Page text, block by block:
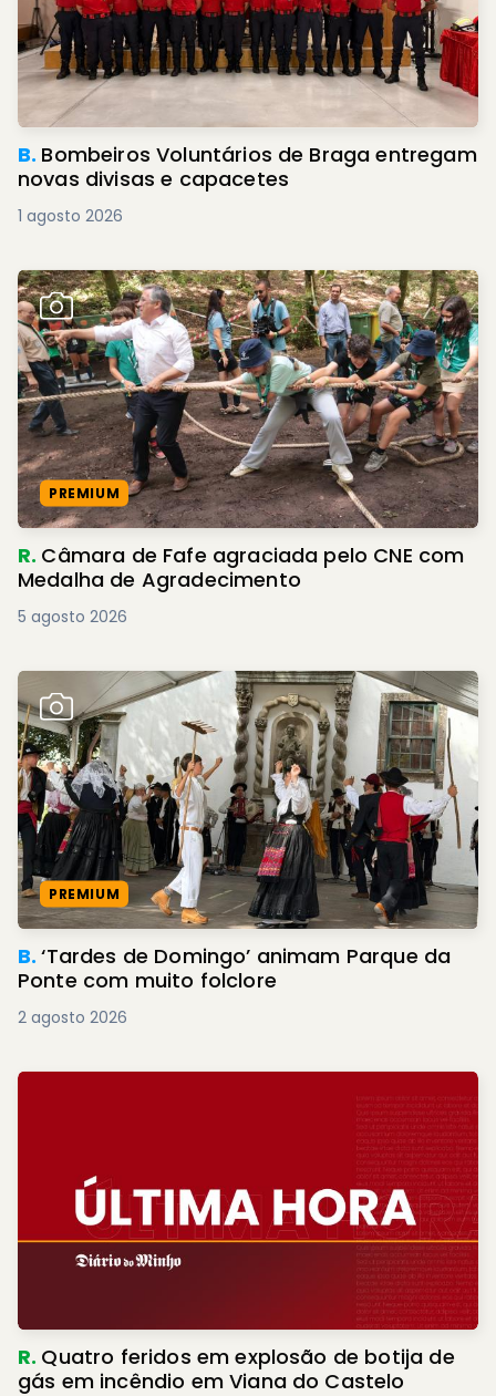
B. Bombeiros Voluntários de Braga entregam
novas divisas e capacetes
1 agosto 2026
PREMIUM
R. Câmara de Fafe agraciada pelo CNE com
Medalha de Agradecimento
5 agosto 2026
PREMIUM
B.‘Tardes de Domingo’ animam Parque da
Ponte com muito folclore
2 agosto 2026
R. Quatro feridos em explosão de botija de
gás em incêndio em Viana do Castelo